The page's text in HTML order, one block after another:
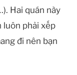
Hai quán này
luôn phải xếp
đi nên bạn